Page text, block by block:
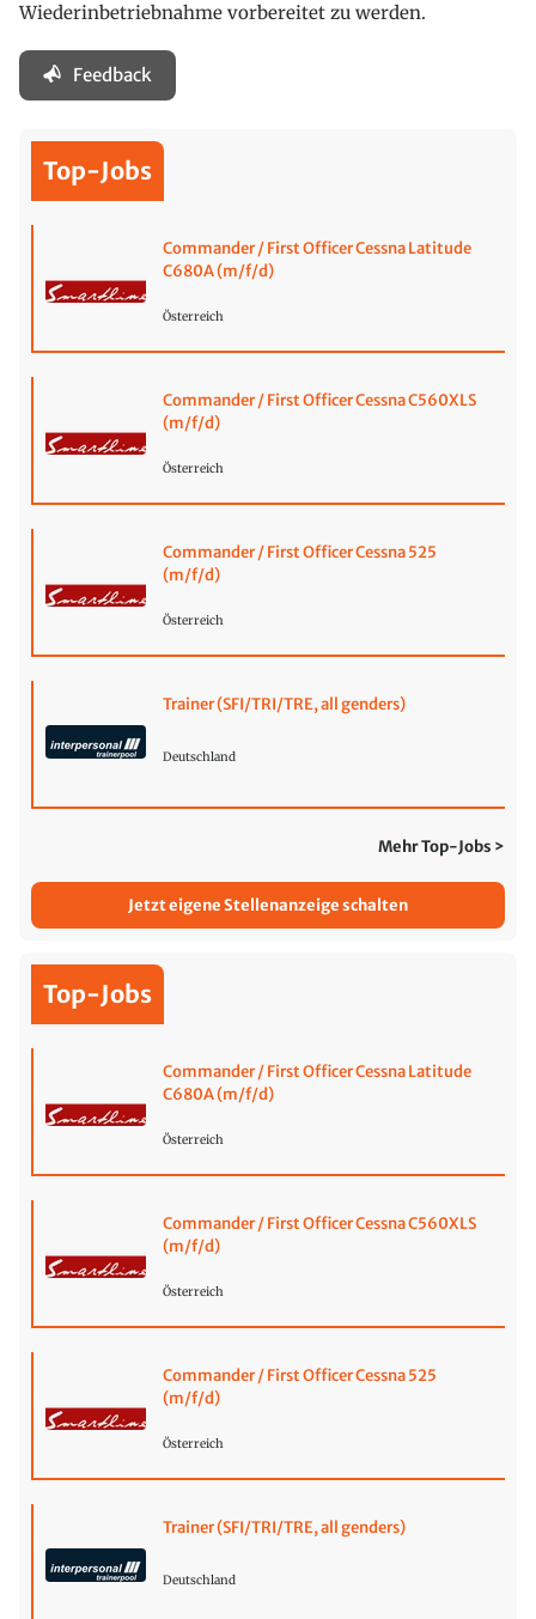
Wiederinbetriebnahme vorbereitet zu werden.
Feedback
Top-Jobs
Commander / First Officer Cessna Latitude
C680A (m/f/d)
Österreich
Commander / First Officer Cessna C560XLS
(m/f/d)
Österreich
Commander / First Officer Cessna 525
(m/f/d)
Österreich
Trainer (SFI/TRI/TRE, all genders)
Deutschland
Mehr Top-Jobs >
Jetzt eigene Stellenanzeige schalten
Top-Jobs
Commander / First Officer Cessna Latitude
C680A (m/f/d)
Österreich
Commander / First Officer Cessna C560XLS
(m/f/d)
Österreich
Commander / First Officer Cessna 525
(m/f/d)
Österreich
Trainer (SFI/TRI/TRE, all genders)
Deutschland